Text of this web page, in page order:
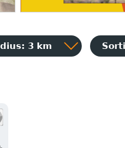
3 km